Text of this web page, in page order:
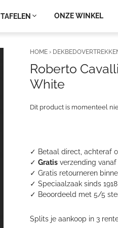
TAFELEN ONZE WINKEL
✓ Betaal direct, achteraf
✓Gratis verzending
✓ Gratis retourneren
✓ Speciaalzaak sinds 1918
✓ Beoordeeld met 5/5
Splits je aankoop in 3
HOME ›
Roberto
White
Dit product is momenteel